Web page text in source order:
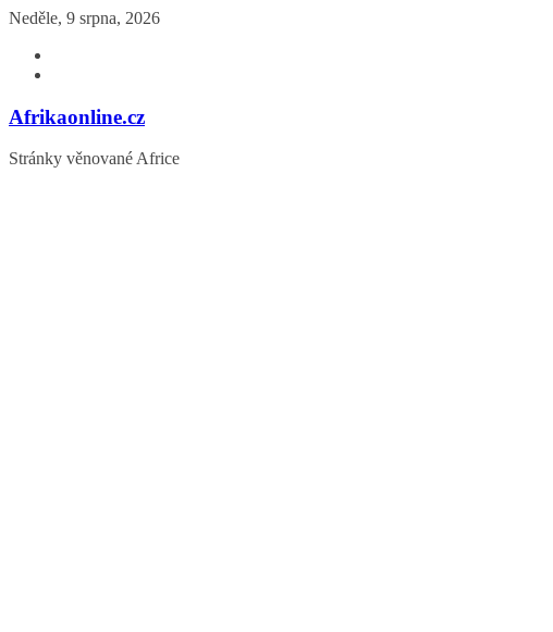
Přeskočit
obsah
Neděle, 9 srpna, 2026
Afrikaonline.cz
Stránky věnované Africe